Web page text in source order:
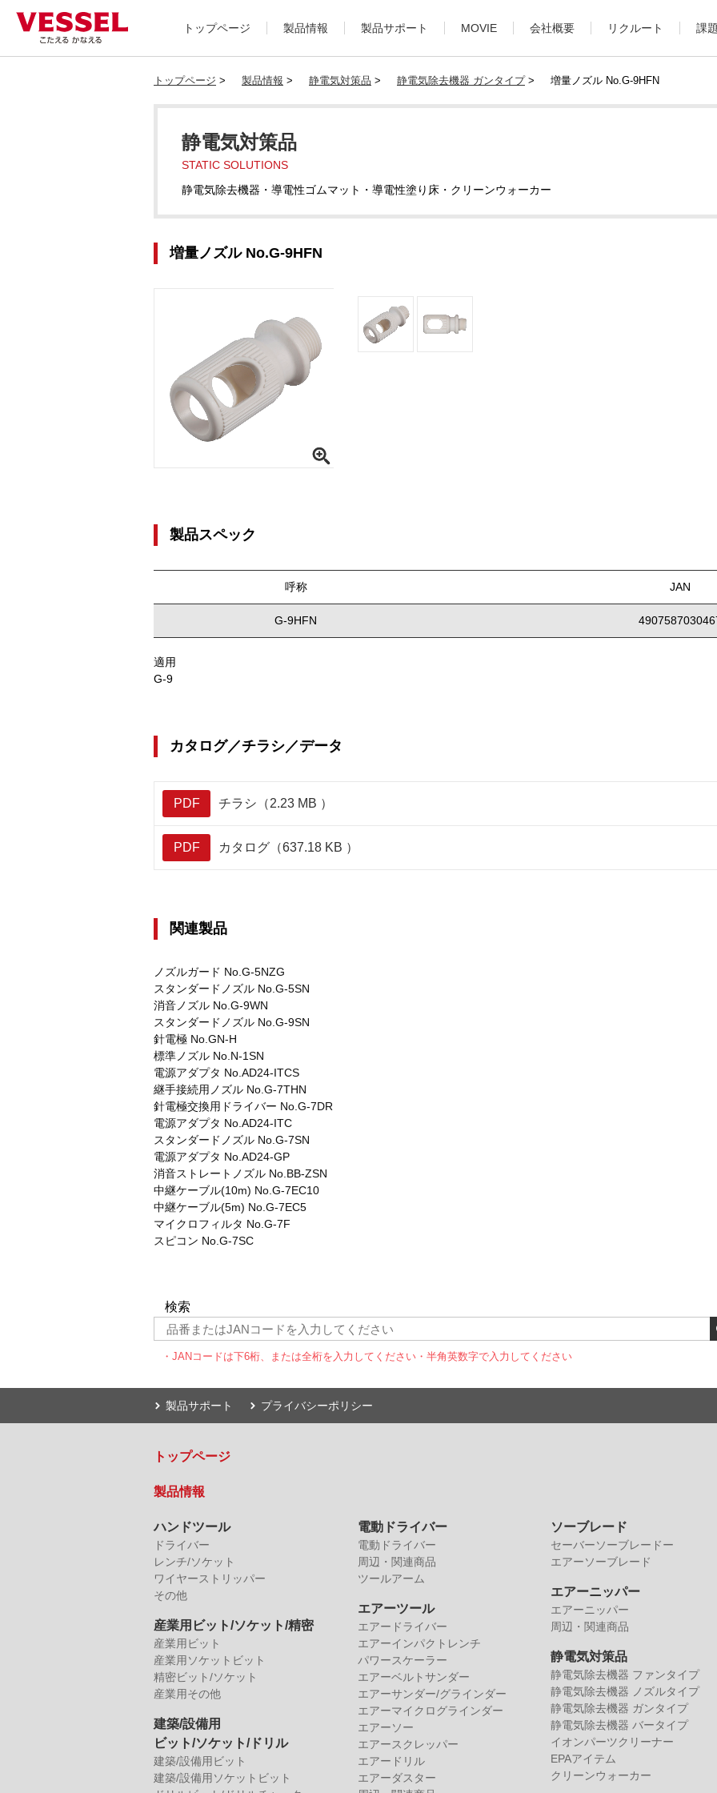
トップページ 製品情報 製品サポート MOVIE 会社概要 リクルート 課
トップページ > 製品情報 > 静電気対策品 > 静電気除去機器 ガンタイプ> 増量ノズル No.G-9HFN
静電気対策品
STATIC SOLUTIONS
静電気除去機器・導電性ゴムマット・導電性塗り床・クリーンウォーカー
増量ノズル No.G-9HFN
製品スペック
呼称 JAN
G-9HFN
適用
G-9
カタログ／チラシ／データ
PDF チラシ（2.23 MB ）
PDF カタログ（637.18 KB ）
関連製品
ノズルガード No.G-5NZG
スタンダードノズル No.G-5SN
消音ノズル No.G-9WN
スタンダードノズル No.G-9SN
針電極 No.GN-H
標準ノズル No.N-1SN
電源アダプタ No.AD24-ITCS
継手接続用ノズル No.G-7THN
針電極交換用ドライバー No.G-7DR
電源アダプタ No.AD24-ITC
スタンダードノズル No.G-7SN
電源アダプタ No.AD24-GP
消音ストレートノズル No.BB-ZSN
中継ケーブル(10m) No.G-7EC10
中継ケーブル(5m) No.G-7EC5
マイクロフィルタ No.G-7F
スピコン No.G-7SC
検索
・JANコードは下6桁、または全桁を入力してください ・半角英数字で入力してください
製品サポート プライバシーポリシー
トップページ
製品情報
ハンドツール
ドライバー
レンチ/ソケット
ワイヤーストリッパー
その他
産業用ビット/ソケット/精密
産業用ビット
産業用ソケットビット
精密ビット/ソケット
産業用その他
建築/設備用
ビット/ソケット/ドリル
建築/設備用ビット
建築/設備用ソケットビット
電動ドライバー
電動ドライバー
周辺・関連商品
ツールアーム
エアーツール
エアードライバー
エアーインパクトレンチ
パワースケーラー
エアーベルトサンダー
エアーサンダー/グラインダー
エアーマイクログラインダー
エアーソー
エアースクレッパー
エアードリル
エアーダスター
ソーブレード
セーバーソーブレードー
エアーソーブレード
エアーニッパー
エアーニッパー
周辺・関連商品
静電気対策品
静電気除去機器 ファンタイプ
静電気除去機器 ノズルタイプ
静電気除去機器 ガンタイプ
静電気除去機器 バータイプ
イオンパーツクリーナー
EPAアイテム
クリーンウォーカー